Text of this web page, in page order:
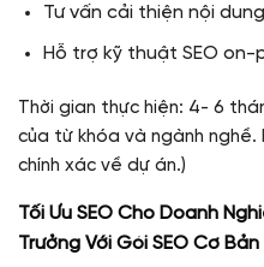
Tư vấn cải thiện nội
Hỗ trợ kỹ thuật SEO
Thời gian thực hiện: 4- 6
của từ khóa và ngành nghề.
chính xác về dự án.)
Tối Ưu SEO Cho Doanh
Trưởng Với Gói SEO Cơ